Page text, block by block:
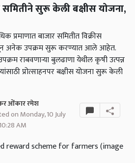
सुरू केली बक्षीस योजना,
प्रमाणात बाजार समितीत विक्रीस
अनेक उपक्रम सुरू करण्यात आले आहेत.
राबवणाऱ्या बुलढाणा येथील कृषी उत्पन्न
प्रोत्साहनपर बक्षीस योजना सुरू केली
ओंकार रमेश
on Monday, 10 July
AM